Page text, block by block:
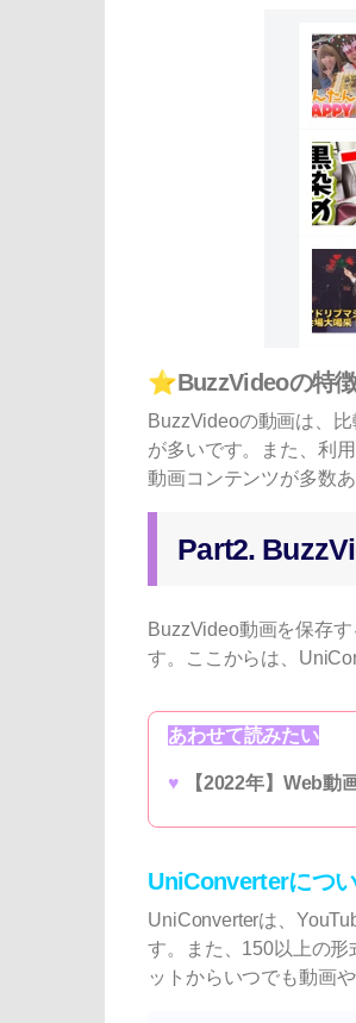
⭐BuzzVideoの特
BuzzVideoの動画は、
が多いです。また、利
動画コンテンツが多数
Part2.
BuzzVideo動画を保存す
す。ここからは、
あわせて読みたい
♥ 【2022年】Web動
UniConverterにつ
UniConverterは、
す。また、150以上の
ットからいつでも動画